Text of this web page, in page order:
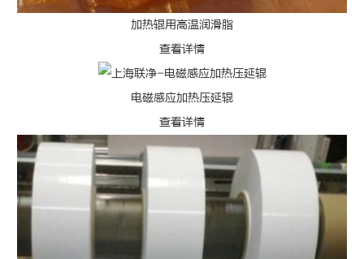
加热辊用高温润滑脂
查看详情
电磁感应加热压延辊
查看详情